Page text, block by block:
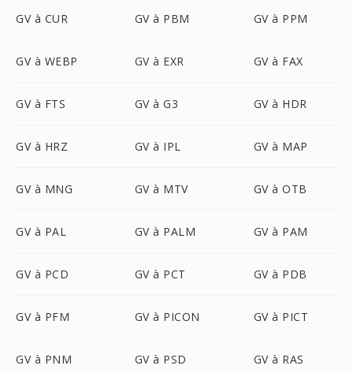
GV à CUR GV à PBM GV à PPM
GV à WEBP GV à EXR GV à FAX
GV à FTS GV à G3 GV à HDR
GV à HRZ GV à IPL GV à MAP
GV à MNG GV à MTV GV à OTB
GV à PAL GV à PALM GV à PAM
GV à PCD GV à PCT GV à PDB
GV à PFM GV à PICON GV à PICT
GV à PNM GV à PSD GV à RAS